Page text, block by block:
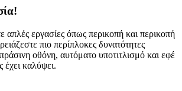
απλές εργασίες όπως περικοπή και περικοπή
πιο περίπλοκες δυνατότητες
οθόνη, αυτόματο υποτιτλισμό και εφέ
έχει καλύψει.